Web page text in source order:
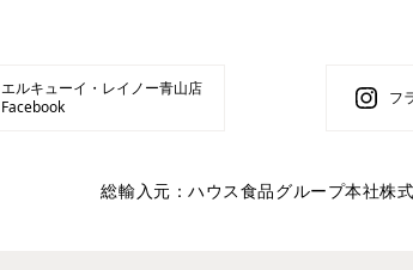
エルキューイ・レイノー青山店
Facebook
フ
総輸入元：ハウス食品グループ本社株